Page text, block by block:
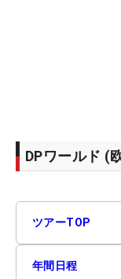
DPワールド (
ツアーTOP
年間日程